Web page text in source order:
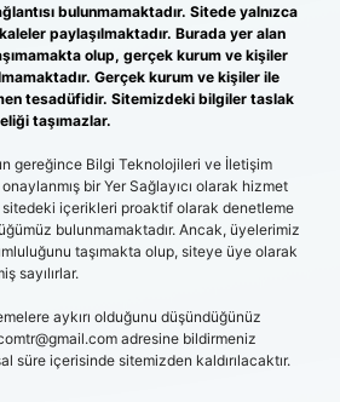
bulunmamaktadır. Sitede yalnızca
paylaşılmaktadır. Burada yer alan
olup, gerçek kurum ve kişiler
Gerçek kurum ve kişiler ile
tesadüfidir. Sitemizdeki bilgiler taslak
taşımazlar.
gereğince Bilgi Teknolojileri ve İletişim
bir Yer Sağlayıcı olarak hizmet
içerikleri proaktif olarak denetleme
bulunmamaktadır. Ancak, üyelerimiz
taşımakta olup, siteye üye olarak
sayılırlar.
aykırı olduğunu düşündüğünüz
adresine bildirmeniz
süre içerisinde sitemizden kaldırılacaktır.